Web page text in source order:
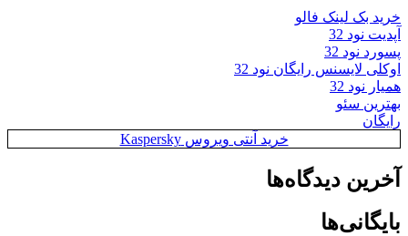
خرید بک لینک فالو
آپدیت نود 32
پسورد نود 32
اوکلی لایسنس رایگان نود 32
همیار نود 32
بهترین سئو
رایگان
خرید آنتی ویروس Kaspersky
آخرین دیدگاه‌ها
بایگانی‌ها